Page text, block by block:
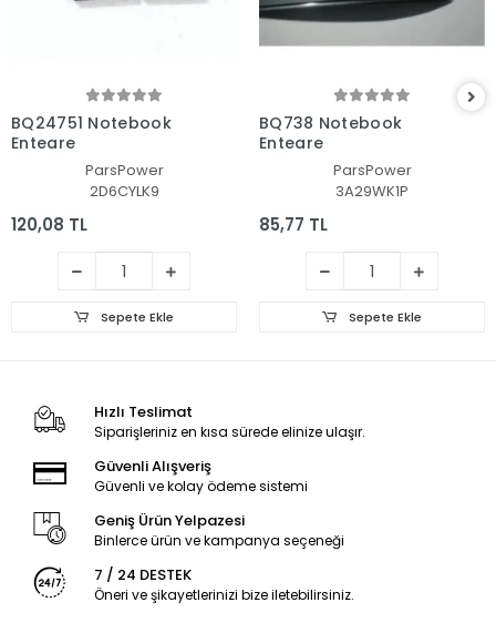
BQ24751 Notebook
Entegre
ParsPower
2D6CYLK9
120,08 TL
Sepete Ekle
BQ738 Notebook
Entegre
ParsPower
3A29WK1P
85,77 TL
Sepete Ekle
Hızlı Teslimat
Siparişleriniz en kısa sürede elinize ulaşır.
Güvenli Alışveriş
Güvenli ve kolay ödeme sistemi
Geniş Ürün Yelpazesi
Binlerce ürün ve kampanya seçeneği
7 / 24 DESTEK
Öneri ve şikayetlerinizi bize iletebilirsiniz.